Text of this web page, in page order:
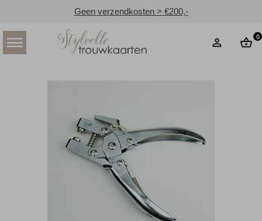
Geen verzendkosten > €200,-
0